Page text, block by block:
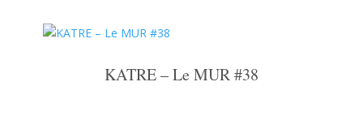
KATRE – Le MUR #38